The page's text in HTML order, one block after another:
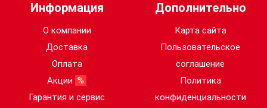
Информация
О компании
Доставка
Оплата
Акции %
Гарантия и сервис
Дополнительно
Карта сайта
Пользовательское
соглашение
Политика
конфиденциальности